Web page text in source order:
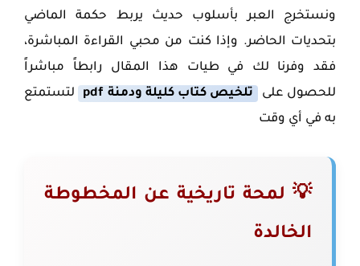
ونستخرج العبر بأسلوب حديث يربط حكمة الماضي
بتحديات الحاضر. وإذا كنت من محبي القراءة المباشرة،
فقد وفرنا لك في طيات هذا المقال رابطاً مباشراً
للحصول على
تلخيص كتاب كليلة ودمنة pdf
لتستمتع
به في أي وقت
💡 لمحة تاريخية عن المخطوطة
الخالدة